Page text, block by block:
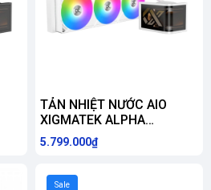
TẢN NHIỆT NƯỚC AIO
XIGMATEK ALPHA
CONNECT ULTRA 360
ARCTIC ARGB ( HỖ TRỢ
AM5 )
5.799.000₫
Sale